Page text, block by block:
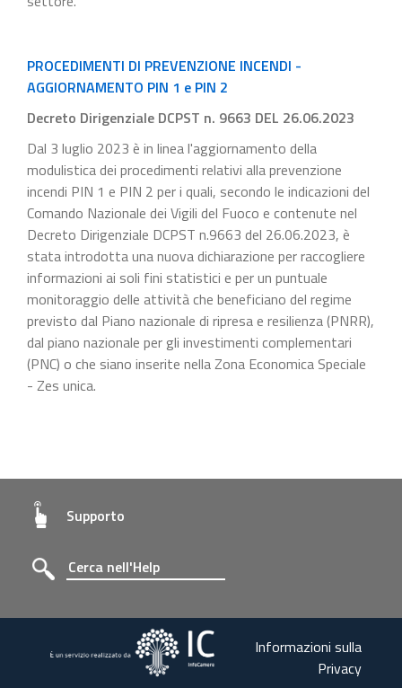
PROCEDIMENTI DI PREVENZIONE INCENDI -
AGGIORNAMENTO PIN 1 e PIN 2
Decreto Dirigenziale DCPST n. 9663 DEL 26.06.2023
Dal 3 luglio 2023 è in linea l'aggiornamento della
modulistica dei procedimenti relativi alla prevenzione
incendi PIN 1 e PIN 2 per i quali, secondo le indicazioni del
Comando Nazionale dei Vigili del Fuoco e contenute nel
Decreto Dirigenziale DCPST n.9663 del 26.06.2023, è
stata introdotta una nuova dichiarazione per raccogliere
informazioni ai soli fini statistici e per un puntuale
monitoraggio delle attività che beneficiano del regime
previsto dal Piano nazionale di ripresa e resilienza (PNRR),
dal piano nazionale per gli investimenti complementari
(PNC) o che siano inserite nella Zona Economica Speciale
- Zes unica.
Supporto
Informazioni sulla
Privacy